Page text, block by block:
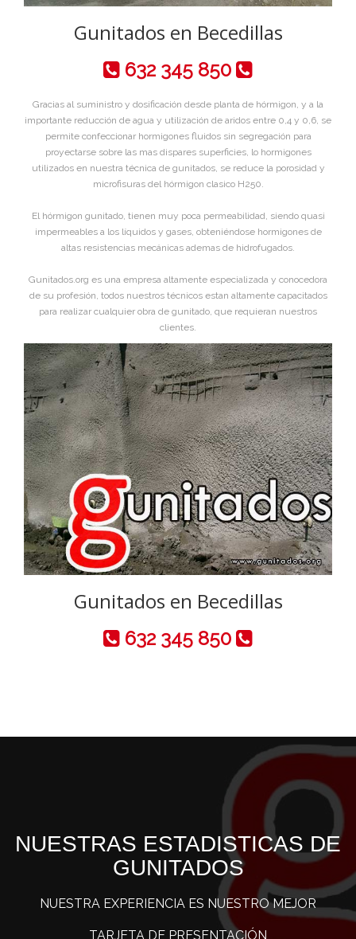
Gunitados en Becedillas
632 345 850
Gracias al suministro y dosificación desde planta de hórmigon, y a la
importante reducción de agua y utilización de aridos entre 0,4 y 0,6, se
permite confeccionar hormigones fluidos sin segregación para
proyectarse sobre las mas dispares superficies, lo hormigones
utilizados en nuestra técnica de gunitados, se reduce la porosidad y
microfisuras del hórmigon clasico H250.
El hórmigon gunitado, tienen muy poca permeabilidad, siendo quasi
impermeables a los líquidos y gases, obteniéndose hormigones de
altas resistencias mecánicas ademas de hidrofugados.
Gunitados.org es una empresa altamente especializada y conocedora
de su profesión, todos nuestros técnicos estan altamente capacitados
para realizar cualquier obra de gunitado, que requieran nuestros
clientes.
Gunitados en Becedillas
632 345 850
NUESTRAS ESTADISTICAS DE
GUNITADOS
NUESTRA EXPERIENCIA ES NUESTRO MEJOR
TARJETA DE PRESENTACIÓN